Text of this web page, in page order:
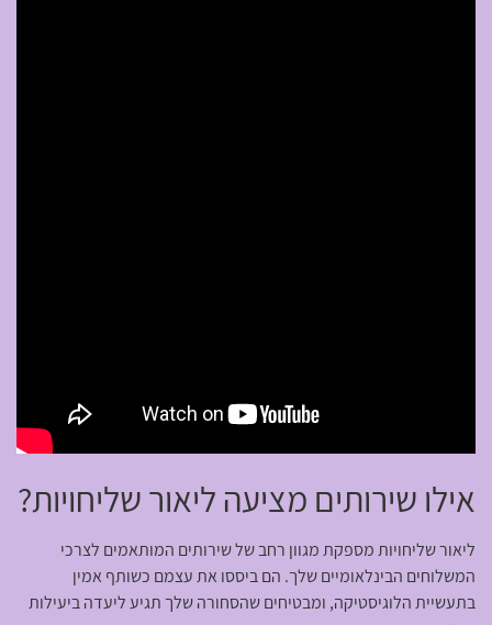
אילו שירותים מציעה ליאור שליחויות?
ליאור שליחויות מספקת מגוון רחב של שירותים המותאמים לצרכי
המשלוחים הבינלאומיים שלך. הם ביססו את עצמם כשותף אמין
בתעשיית הלוגיסטיקה, ומבטיחים שהסחורה שלך תגיע ליעדה ביעילות